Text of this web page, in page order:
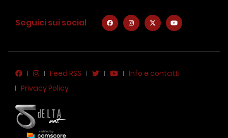
Seguici sui social
Feed RSS
Info e contatti
Privacy Policy